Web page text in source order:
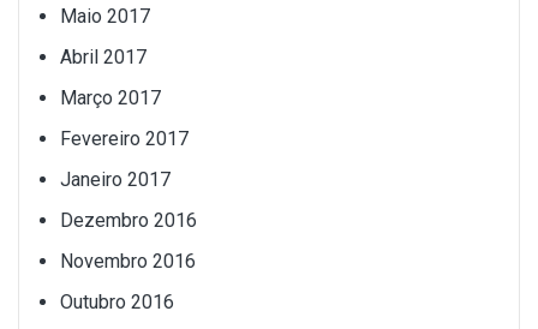
Maio 2017
Abril 2017
Março 2017
Fevereiro 2017
Janeiro 2017
Dezembro 2016
Novembro 2016
Outubro 2016